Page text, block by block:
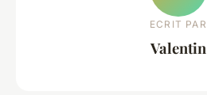
ECRIT PAR
Valentin